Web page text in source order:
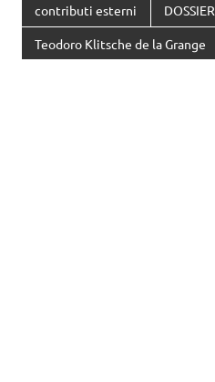
contributi esterni DOSSIER
Teodoro Klitsche de la Grange